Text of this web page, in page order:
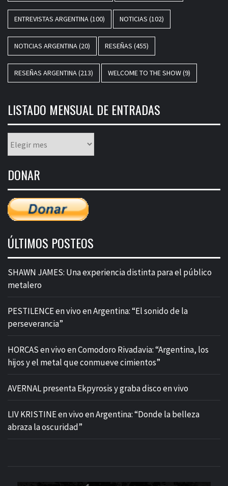
ENTREVISTAS ARGENTINA(100) NOTICIAS (102)
NOTICIAS ARGENTINA(20) RESEÑAS (455)
RESEÑAS ARGENTINA(213) WELCOME TO THE SHOW(9)
LISTADO MENSUAL DE ENTRADAS
mensual
entradas
DONAR
ÚLTIMOS POSTEOS
SHAWN JAMES: Una experiencia distinta para el público
metalero
PESTILENCE en vivo en Argentina: “El sonido de la
perseverancia”
HORCAS en vivo en Comodoro Rivadavia: “Argentina, los
hijos y el metal que conmueve cimientos”
AVERNAL presenta Ekpyrosis y graba disco en vivo
LIV KRISTINE en vivo en Argentina: “Donde la belleza
abraza la oscuridad”